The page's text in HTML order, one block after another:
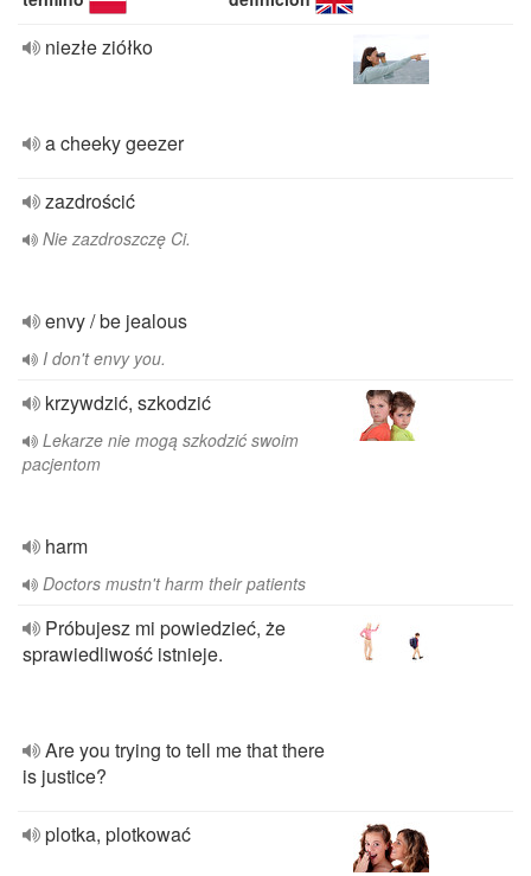
niezłe ziółko
a cheeky geezer
zazdrościć
Nie zazdroszczę Ci.
envy / be jealous
I don't envy you.
krzywdzić, szkodzić
Lekarze nie mogą szkodzić swoim
pacjentom
harm
Doctors mustn't harm their patients
Próbujesz mi powiedzieć, że
sprawiedliwość istnieje.
Are you trying to tell me that there
is justice?
plotka, plotkować